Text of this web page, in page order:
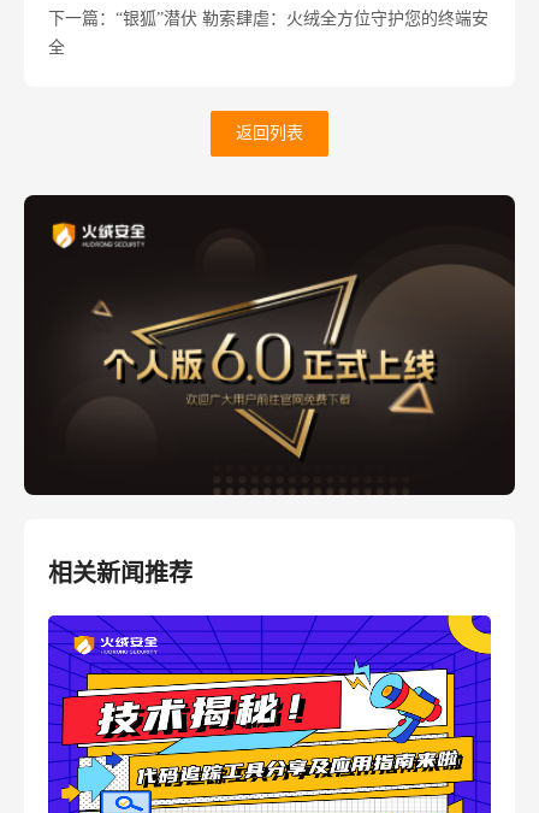
下一篇：“银狐”潜伏 勒索肆虐：火绒全方位守护您的终端安
全
返回列表
相关新闻推荐